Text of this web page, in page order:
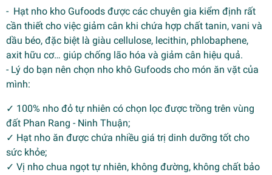
- Hạt nho kho Gufoods được các chuyên gia kiểm định rất
cần thiết cho việc giảm cân khi chứa hợp chất tanin, vani và
dầu béo, đặc biệt là giàu cellulose, lecithin, phlobaphene,
axit hữu cơ… giúp chống lão hóa và giảm cân hiệu quả.
- Lý do bạn nên chọn nho khô Gufoods cho món ăn vặt của
mình:
✓ 100% nho đỏ tự nhiên có chọn lọc được trồng trên vùng
đất Phan Rang - Ninh Thuận;
✓ Hạt nho ăn được chứa nhiều giá trị dinh dưỡng tốt cho
sức khỏe;
✓ Vị nho chua ngọt tự nhiên, không đường, không chất bảo